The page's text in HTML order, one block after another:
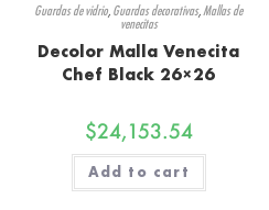
Guardas de vidrio Guardas decorativas, Mallas de
venecitas
Decolor Malla Venecita
Chef Black 26×26
$24,153.54
Add to cart